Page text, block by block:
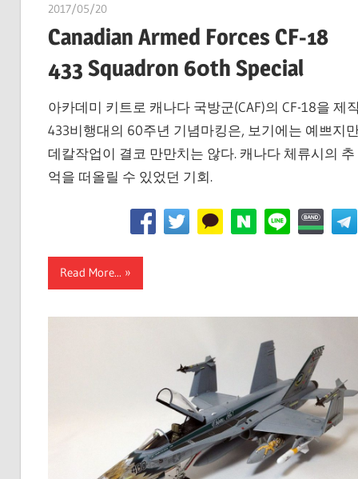
2017/05/20쭝
Canadian Armed Forces CF-18
433 Squadron 60th Special
아카데미 키트로 캐나다 국방군(CAF)의 CF-18을 제
433비행대의 60주년 기념마킹은, 보기에는 예쁘지
데칼작업이 결코 만만치는 않다. 캐나다 체류시의 추
억을 떠올릴 수 있었던 기회.
Read More...